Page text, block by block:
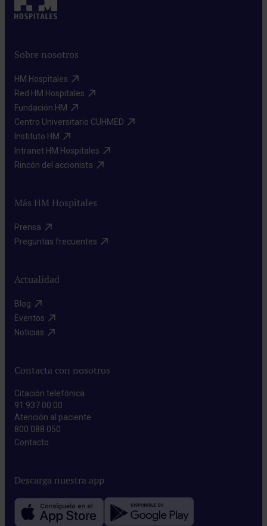
Sobre nosotros
HM Hospitales​
Red HM Hospitales​
Fundación HM​
Centro Universitario CUHMED​
Instituto HM​
Intranet HM Hospitales​
Rincón del accionista​
Más HM Hospitales
Prensa​
Preguntas frecuentes​
Actualidad
Blog​
Eventos​
Noticias​
Contacta con nosotros
Citación telefónica
91 937 00 00
Atención al paciente
800 088 050
Contacto​
Descarga nuestra app